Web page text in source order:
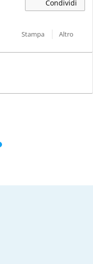
Condividi
Stampa Altro